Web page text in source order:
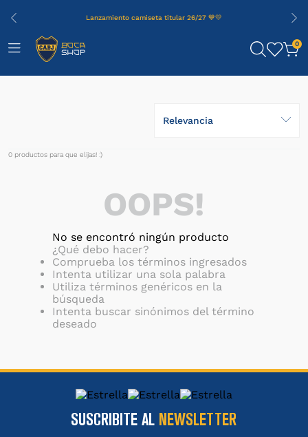
Lanzamiento camiseta titular 26/27 💙💛
0
Relevancia
0 productos
OOPS!
No se encontró ningún producto
¿Qué debo hacer?
Comprueba los términos ingresados
Intenta utilizar una sola palabra
Utiliza términos genéricos en la
búsqueda
Intenta buscar sinónimos del término
deseado
SUSCRIBITE AL NEWSLETTER